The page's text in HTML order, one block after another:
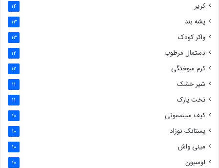
کریر 14
پشه بند 13
واکر کودک 13
دستمال مرطوب 12
کرم سوختگی 12
شیر خشک 11
تخت پارک 11
کیف سیسمونی 10
پستانک نوزاد 10
مینی واش 10
لوسیون 10